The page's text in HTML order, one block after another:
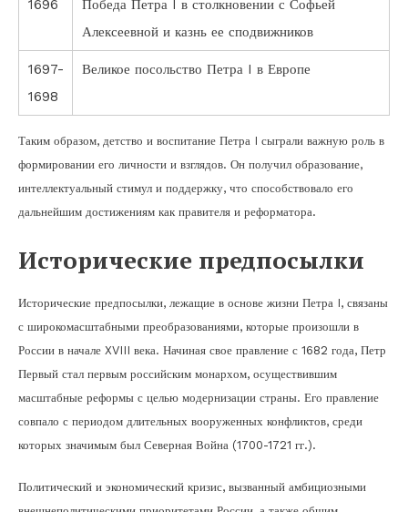
1696
Победа Петра I в столкновении с Софьей
Алексеевной и казнь ее сподвижников
1697-
1698
Великое посольство Петра I в Европе
Таким образом, детство и воспитание Петра I сыграли важную роль в
формировании его личности и взглядов. Он получил образование,
интеллектуальный стимул и поддержку, что способствовало его
дальнейшим достижениям как правителя и реформатора.
Исторические предпосылки
Исторические предпосылки, лежащие в основе жизни Петра I, связаны
с широкомасштабными преобразованиями, которые произошли в
России в начале XVIII века. Начиная свое правление с 1682 года, Петр
Первый стал первым российским монархом, осуществившим
масштабные реформы с целью модернизации страны. Его правление
совпало с периодом длительных вооруженных конфликтов, среди
которых значимым был Северная Война (1700-1721 гг.).
Политический и экономический кризис, вызванный амбициозными